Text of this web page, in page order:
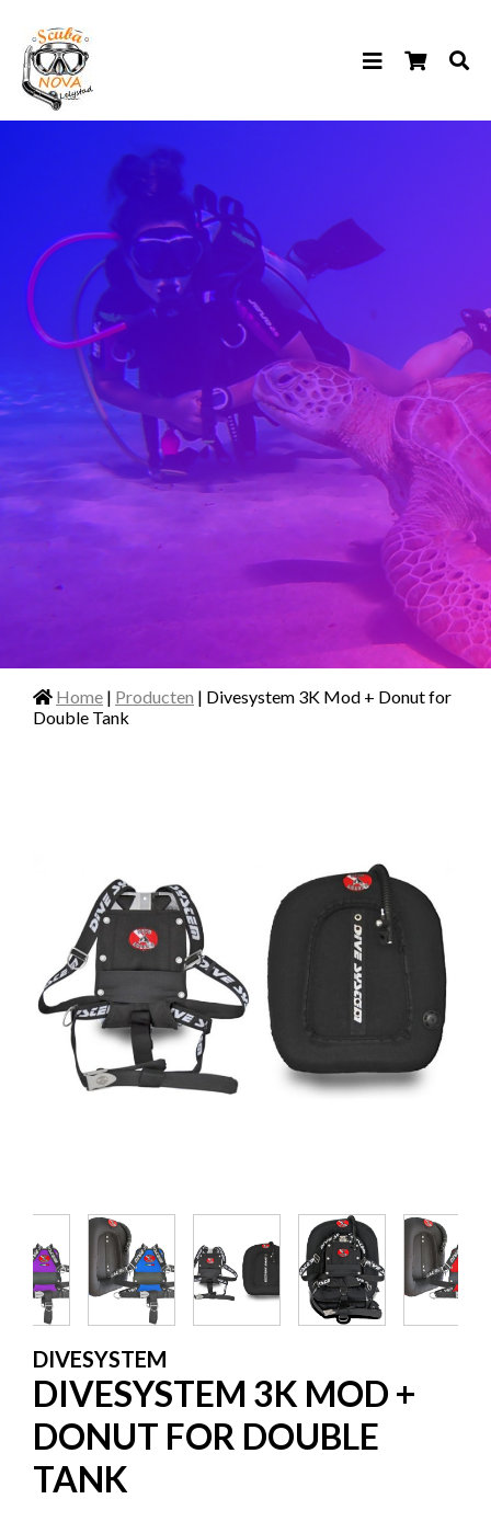
Home | Producten | Divesystem 3K Mod + Donut for
Double Tank
DIVESYSTEM
DIVESYSTEM 3K MOD +
DONUT FOR DOUBLE
TANK